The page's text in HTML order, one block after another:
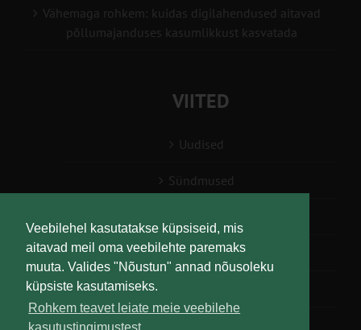
Veebilehel kasutatakse küpsiseid, mis
aitavad meil oma veebilehte paremaks
muuta. Valides "Nõustun" annad nõusoleku
küpsiste kasutamiseks.
Rohkem teavet leiate meie veebilehe
Vähemaga rohkem: kuidas digilahendused aitavad
põllumajanduses kasumlikkust kasvatada
VIITED
Uudised
Sündmused
Teabesalv
Liitu uudiskirjaga